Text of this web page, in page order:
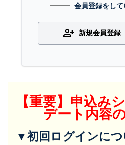
会員登録をし
person_add 新規会員登録
【重要】申込み
デート内容
▼初回ログインに